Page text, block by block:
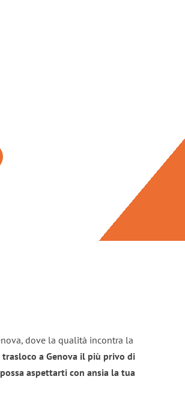
dove la qualità incontra la
trasloco a Genova il più privo di
aspettarti con ansia la tua